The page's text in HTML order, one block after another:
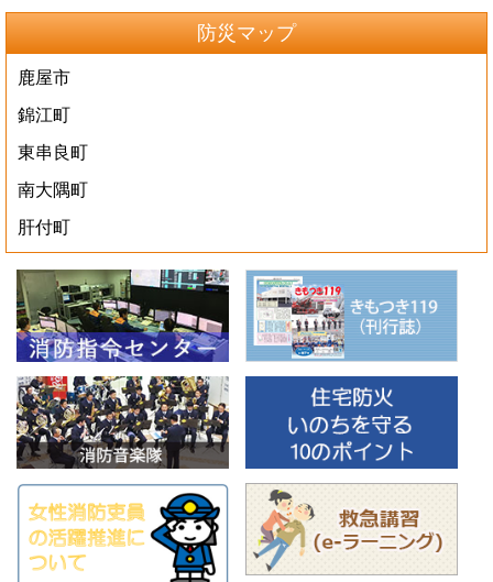
防災マップ
鹿屋市
錦江町
東串良町
南大隅町
肝付町